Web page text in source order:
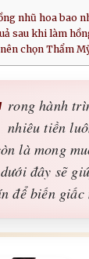
nhũ hoa bao
sau khi làm
chọn Thẩm
rong hành
nhiêu tiền
là mong
đây sẽ
để biến giấc